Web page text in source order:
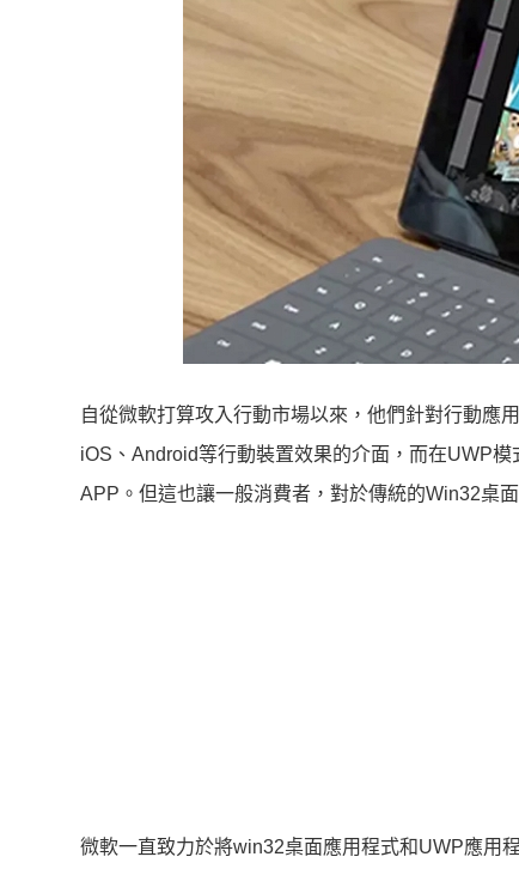
自從微軟打算攻入行動市場以來，他們針對行動應
iOS、Android等行動裝置效果的介面，而在UWP
APP。但這也讓一般消費者，對於傳統的Win32桌
微軟一直致力於將win32桌面應用程式和UWP應用